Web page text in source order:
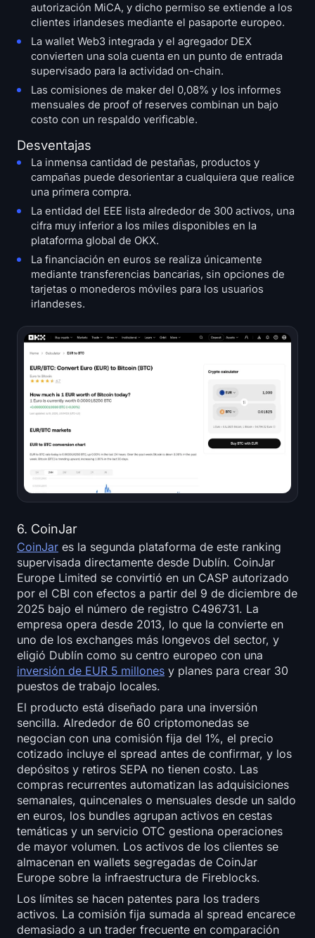
autorización MiCA, y dicho permiso se extiende a los
clientes irlandeses mediante el pasaporte europeo.
La wallet Web3 integrada y el agregador DEX
convierten una sola cuenta en un punto de entrada
supervisado para la actividad on-chain.
Las comisiones de maker del 0,08% y los informes
mensuales de proof of reserves combinan un bajo
costo con un respaldo verificable.
Desventajas
La inmensa cantidad de pestañas, productos y
campañas puede desorientar a cualquiera que realice
una primera compra.
La entidad del EEE lista alrededor de 300 activos, una
cifra muy inferior a los miles disponibles en la
plataforma global de OKX.
La financiación en euros se realiza únicamente
mediante transferencias bancarias, sin opciones de
tarjetas o monederos móviles para los usuarios
irlandeses.
6. CoinJar
CoinJar es la segunda plataforma de este ranking
supervisada directamente desde Dublín. CoinJar
Europe Limited se convirtió en un CASP autorizado
por el CBI con efectos a partir del 9 de diciembre de
2025 bajo el número de registro C496731. La
empresa opera desde 2013, lo que la convierte en
uno de los exchanges más longevos del sector, y
eligió Dublín como su centro europeo con una
inversión de EUR 5 millones y planes para crear 30
puestos de trabajo locales.
El producto está diseñado para una inversión
sencilla. Alrededor de 60 criptomonedas se
negocian con una comisión fija del 1%, el precio
cotizado incluye el spread antes de confirmar, y los
depósitos y retiros SEPA no tienen costo. Las
compras recurrentes automatizan las adquisiciones
semanales, quincenales o mensuales desde un saldo
en euros, los bundles agrupan activos en cestas
temáticas y un servicio OTC gestiona operaciones
de mayor volumen. Los activos de los clientes se
almacenan en wallets segregadas de CoinJar
Europe sobre la infraestructura de Fireblocks.
Los límites se hacen patentes para los traders
activos. La comisión fija sumada al spread encarece
demasiado a un trader frecuente en comparación